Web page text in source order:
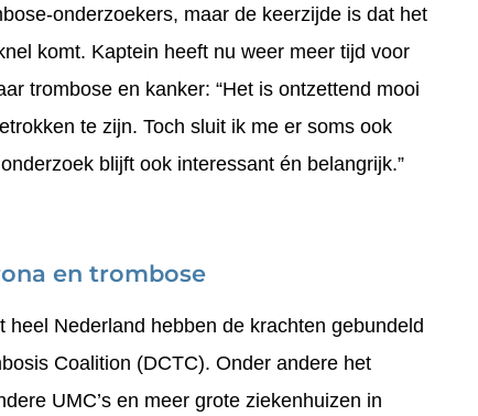
onderzoekers, maar de keerzijde is dat het
komt. Kaptein heeft nu weer meer tijd voor
trombose en kanker: “Het is ontzettend mooi
te zijn. Toch sluit ik me er soms ook
blijft ook interessant én belangrijk.”
en trombose
heel Nederland hebben de krachten gebundeld
Coalition (DCTC). Onder andere het
UMC’s en meer grote ziekenhuizen in